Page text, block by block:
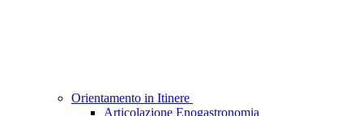
Orientamento in Itinere
Articolazione Enogastronomia